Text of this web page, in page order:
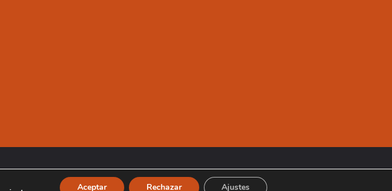
Aceptar Rechazar Ajustes